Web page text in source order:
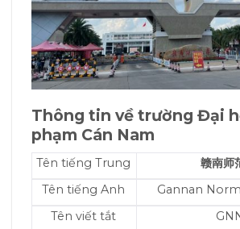
Thông tin về trường Đại
phạm Cán Nam
Tên tiếng Trung
赣南师
Tên tiếng Anh
Gannan
Tên viết tắt